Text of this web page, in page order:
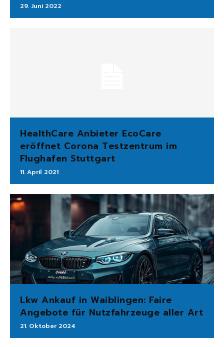
29. Juni 2022
HealthCare Anbieter EcoCare
eröffnet Corona Testzentrum im
Flughafen Stuttgart
11. April 2021
Lkw Ankauf in Waiblingen: Faire
Angebote für Nutzfahrzeuge aller Art
21. Oktober 2024